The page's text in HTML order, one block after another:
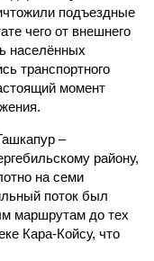
подъездные
чего от внешнего
населённых
транспортного
момент
–
району,
на семи
поток был
маршрутам до тех
Кара-Койсу, что